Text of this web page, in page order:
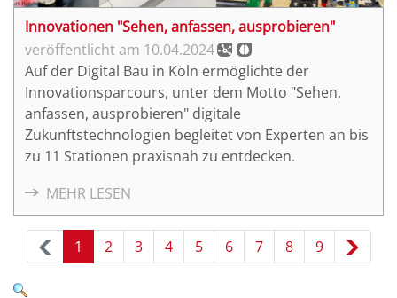
Innovationen "Sehen, anfassen, ausprobieren"
10.04.2024
Auf der Digital Bau in Köln ermöglichte der
Innovationsparcours, unter dem Motto "Sehen,
anfassen, ausprobieren" digitale
Zukunftstechnologien begleitet von Experten an bis
zu 11 Stationen praxisnah zu entdecken.
MEHR LESEN
1 2 3 4 5 6 7 8 9